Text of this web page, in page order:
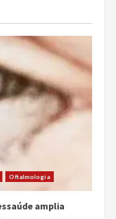
Oftalmologia
amplia